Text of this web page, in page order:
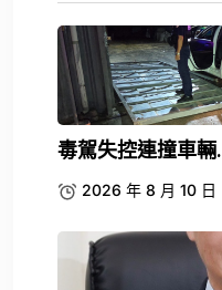
毒駕失控連撞車輛.
2026 年 8 月 10 日